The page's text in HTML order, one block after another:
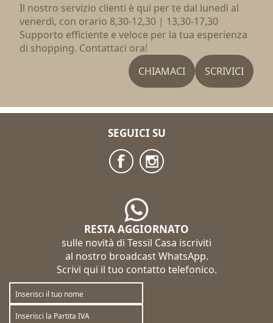
Il nostro servizio clienti è qui per te dal lunedì al
venerdì, con orario 8,30-12,30 | 13,30-17,30
Supporto efficiente e veloce per la tua esperienza
di shopping. Contattaci ora!
CHIAMACI
SCRIVICI
SEGUICI SU
RESTA AGGIORNATO
sulle novità di Tessil Casa iscriviti
al nostro broadcast WhatsApp.
Scrivi qui il tuo contatto telefonico.